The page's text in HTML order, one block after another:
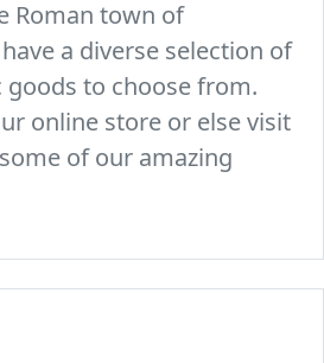
Roman town of
a diverse selection of
to choose from.
online store or else visit
of our amazing